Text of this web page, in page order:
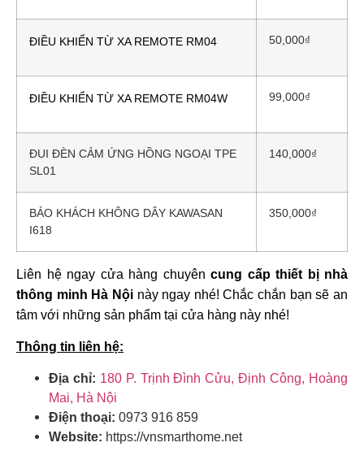
ĐIỀU KHIỂN TỪ XA REMOTE RM04 50,000₫
ĐIỀU KHIỂN TỪ XA REMOTE RM04W 99,000₫
ĐUI ĐÈN CẢM ỨNG HỒNG NGOẠI TPE
SL01
140,000₫
BÁO KHÁCH KHÔNG DÂY KAWASAN
I618
350,000₫
Liên hệ ngay cửa hàng chuyên cung cấp thiết bị nhà
thông minh Hà Nội này ngay nhé! Chắc chắn bạn sẽ an
tâm với những sản phẩm tại cửa hàng này nhé!
Thông tin liên hệ:
Địa chỉ: 180 P. Trịnh Đình Cửu, Định Công, Hoàng
Mai, Hà Nội
Điện thoại: 0973 916 859
Website: https://vnsmarthome.net